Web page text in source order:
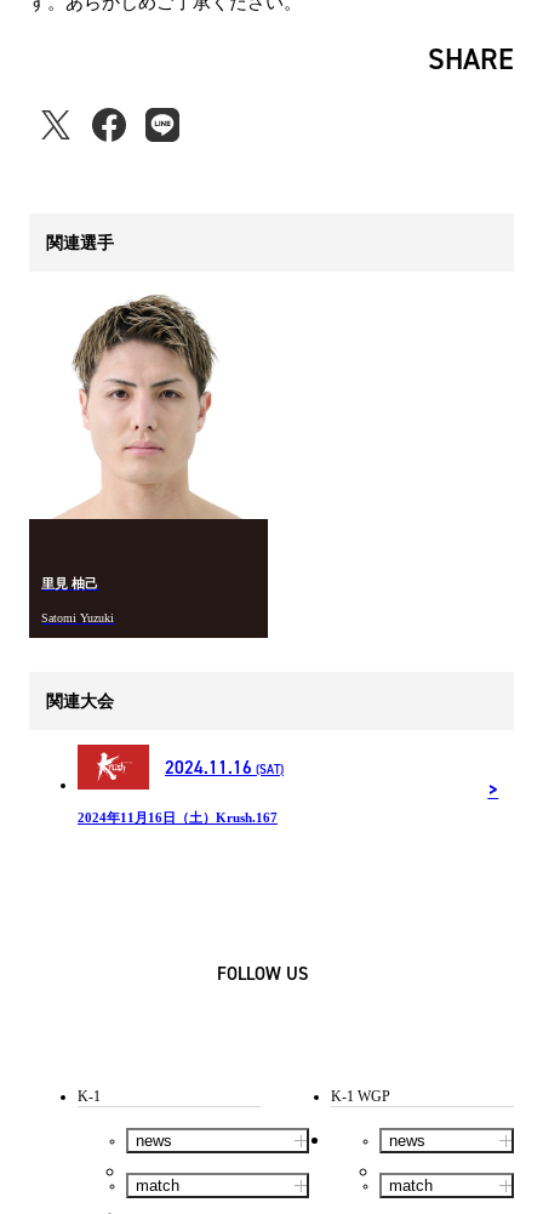
SHARE
関連選手
里見 柚己
Satomi Yuzuki
関連大会
2024.11.16 (SAT)
2024年11月16日（土）Krush.167
FOLLOW US
K-1
news
match
K-1 WGP
news
match